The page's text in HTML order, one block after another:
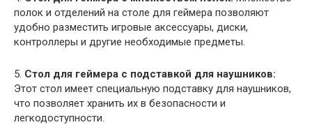
полок и отделений на столе для геймера позволяют
удобно разместить игровые аксессуары, диски,
контроллеры и другие необходимые предметы.
5. Стол для геймера с подставкой для наушников:
Этот стол имеет специальную подставку для наушников,
что позволяет хранить их в безопасности и
легкодоступности.